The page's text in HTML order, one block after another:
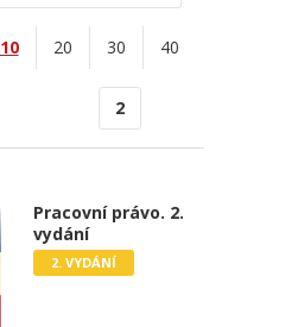
10 20 30 40
2
Pracovní právo. 2.
vydání
2. VYDÁNÍ